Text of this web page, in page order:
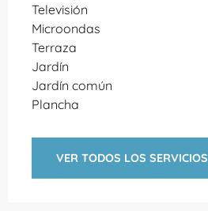
Televisión
Microondas
Terraza
Jardín
Jardín común
Plancha
VER TODOS LOS SERVICIOS